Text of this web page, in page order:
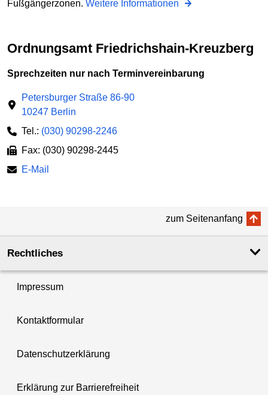
Fußgängerzonen. Weitere Informationen
Ordnungsamt Friedrichshain-Kreuzberg
Sprechzeiten nur nach Terminvereinbarung
Petersburger Straße 86-90
10247 Berlin
Tel.: (030) 90298-2246
Fax: (030) 90298-2445
E-Mail
zum Seitenanfang
Rechtliches
Impressum
Kontaktformular
Datenschutzerklärung
Erklärung zur Barrierefreiheit